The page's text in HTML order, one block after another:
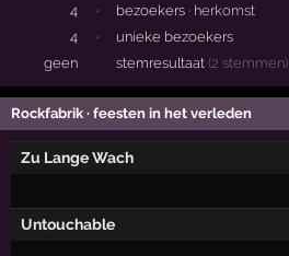
4
· bezoekers · herkomst
4
·
unieke bezoekers
geen
stemresultaat(2 stemmen)
Rockfabrik · feesten in het verleden
Zu Lange Wach
Untouchable